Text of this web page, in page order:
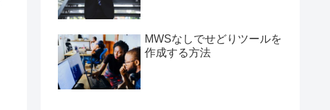
MWSなしでせどりツールを
作成する方法